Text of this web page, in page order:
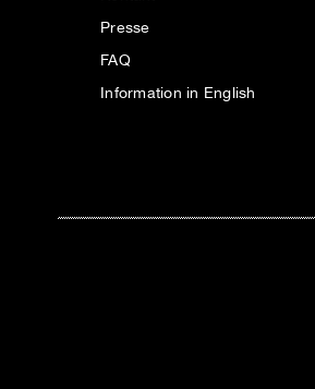
Presse
FAQ
Information in English